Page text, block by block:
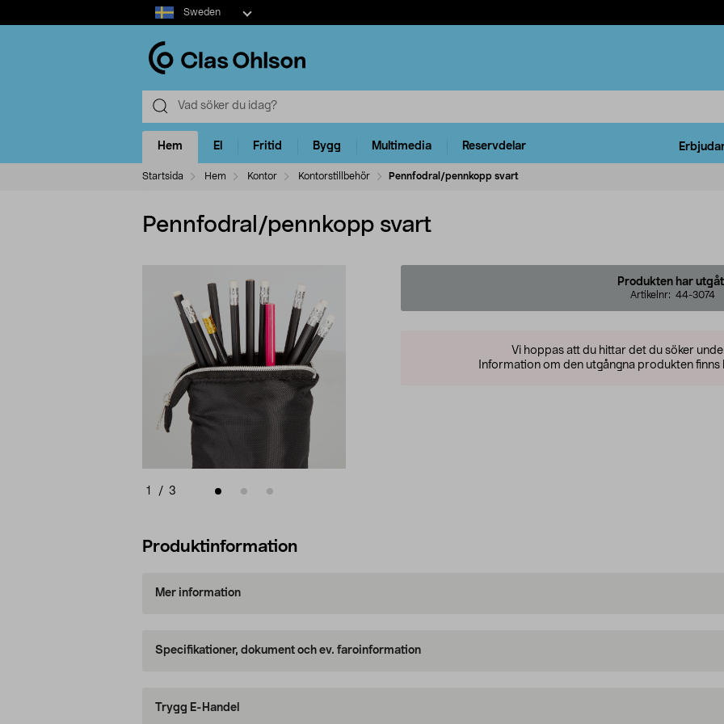
Select
market
Sweden
Hem El Fritid Bygg Multimedia Reservdelar
Startsida Hem Kontor Kontorstillbehör Pennfodral/pennkopp svart
Pennfodral/pennkopp svart
1 / 3
Produkten har
Artikelnr: 44-3074
Vi hoppas att du hittar det du söker
Information om den utgångna produkten finns
Produktinformation
Mer information
Specifikationer, dokument och ev. faroinformation
Trygg E-Handel